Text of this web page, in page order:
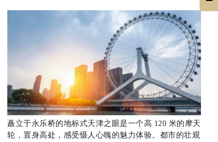
矗立于永乐桥的地标式天津之眼是一个高 120 米的摩天
轮，置身高处，感受慑人心魄的魅力体验。都市的壮观